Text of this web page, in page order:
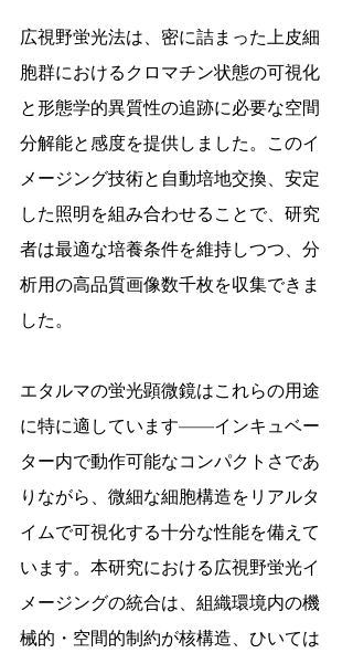
広視野蛍光法は、密に詰まった上皮細
胞群におけるクロマチン状態の可視化
と形態学的異質性の追跡に必要な空間
分解能と感度を提供しました。このイ
メージング技術と自動培地交換、安定
した照明を組み合わせることで、研究
者は最適な培養条件を維持しつつ、分
析用の高品質画像数千枚を収集できま
した。
エタルマの蛍光顕微鏡はこれらの用途
に特に適しています——インキュベー
ター内で動作可能なコンパクトさであ
りながら、微細な細胞構造をリアルタ
イムで可視化する十分な性能を備えて
います。本研究における広視野蛍光イ
メージングの統合は、組織環境内の機
械的・空間的制約が核構造、ひいては